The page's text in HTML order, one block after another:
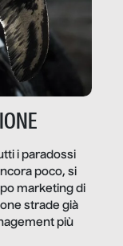
i paradossi
poco, si
marketing di
strade già
più